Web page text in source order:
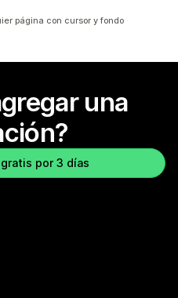
página con cursor y fondo
una
por 3 días